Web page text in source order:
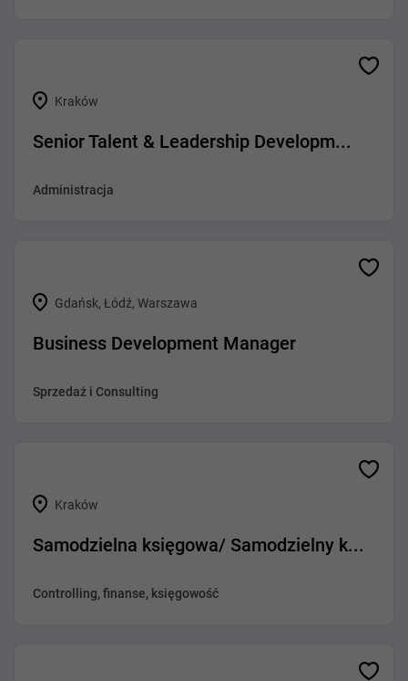
Kraków
Senior Talent & Leadership Developm...
Administracja
Gdańsk, Łódź, Warszawa
Business Development Manager
Sprzedaż i Consulting
Kraków
Samodzielna księgowa/ Samodzielny k...
Controlling, finanse, księgowość